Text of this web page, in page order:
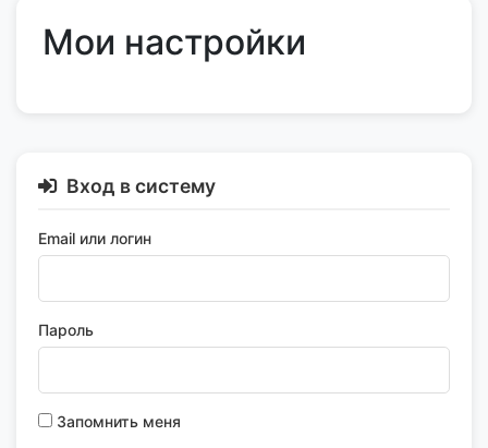
Вход в систему
Email или логин
Пароль
Запомнить меня
Мои настройки